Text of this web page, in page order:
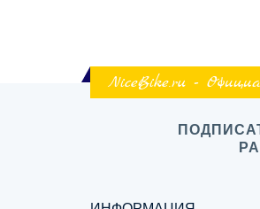
NiceBike.ru -